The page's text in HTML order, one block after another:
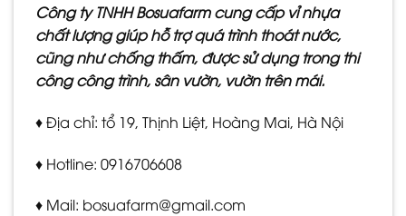
Công ty TNHH Bosuafarm cung cấp vỉ nhựa
chất lượng giúp hỗ trợ quá trình thoát nước,
cũng như chống thấm, được sử dụng trong thi
công công trình, sân vườn, vườn trên mái.
♦ Địa chỉ: tổ 19, Thịnh Liệt, Hoàng Mai, Hà Nội
♦ Hotline: 0916706608
♦ Mail: bosuafarm@gmail.com